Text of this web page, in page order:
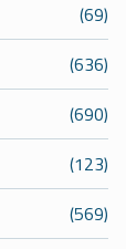
(69)
(636)
(690)
(123)
(569)